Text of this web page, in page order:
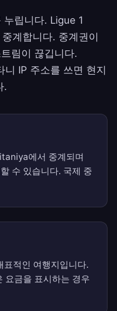
립니다. Ligue 1
계합니다. 중계권이
림이 끊깁니다.
IP 주소를 쓰면 현지
.
에서 중계되며
수 있습니다. 국제 중
적인 여행지입니다.
요금을 표시하는 경우